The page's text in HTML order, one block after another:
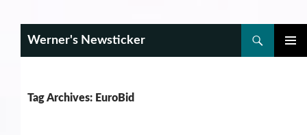
Werner's Newsticker
Tag Archives: EuroBid